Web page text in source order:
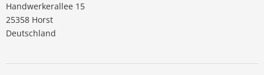
Handwerkerallee 15
25358 Horst
Deutschland